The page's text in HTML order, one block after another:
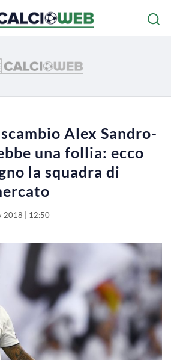
Alex Sandro-
una follia: ecco
la squadra di
2018 | 12:50